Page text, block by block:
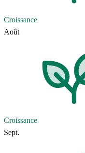
Croissance
Août
Croissance
Sept.